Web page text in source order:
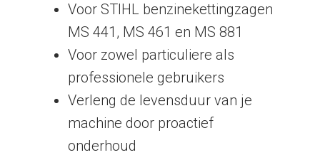
Voor STIHL benzinekettingzagen
MS 441, MS 461 en MS 881
Voor zowel particuliere als
professionele gebruikers
Verleng de levensduur van je
machine door proactief
onderhoud